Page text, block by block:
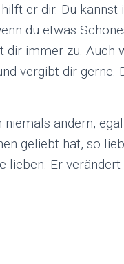
er dir. Du
du etwas
dir immer zu. Auch
vergibt dir gerne.
ändern,
geliebt hat, so
lieben. Er verändert